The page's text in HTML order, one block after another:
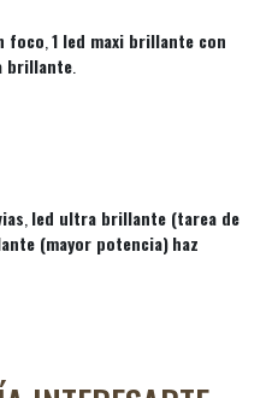
foco,1 led maxi brillante con
brillante.
,led ultra brillante (tarea de
(mayor potencia)haz